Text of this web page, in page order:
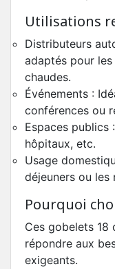
Utilisations
Distributeurs
adaptés pour
chaudes.
Événements :
conférences ou
Espaces publics
hôpitaux, etc.
Usage
déjeuners ou les
Pourquoi
Ces gobelets
répondre aux
exigeants.